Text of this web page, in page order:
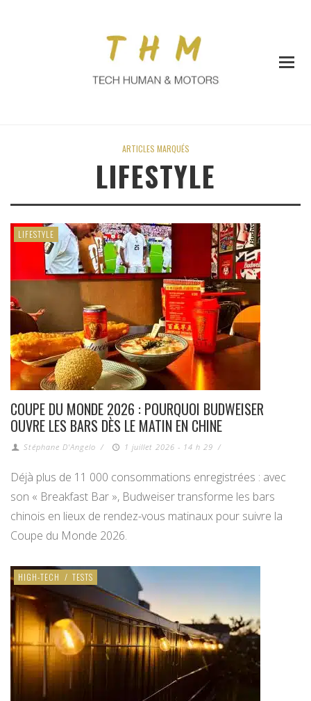
ARTICLES MARQUÉS
LIFESTYLE
LIFESTYLE
COUPE DU MONDE 2026 : POURQUOI BUDWEISER
OUVRE LES BARS DÈS LE MATIN EN CHINE
Stéphane D'Angelo / 1 juillet 2026 - 14 h 29 /
Déjà plus de 11 000 consommations enregistrées : avec
son « Breakfast Bar », Budweiser transforme les bars
chinois en lieux de rendez-vous matinaux pour suivre la
Coupe du Monde 2026.
HIGH-TECH / TESTS